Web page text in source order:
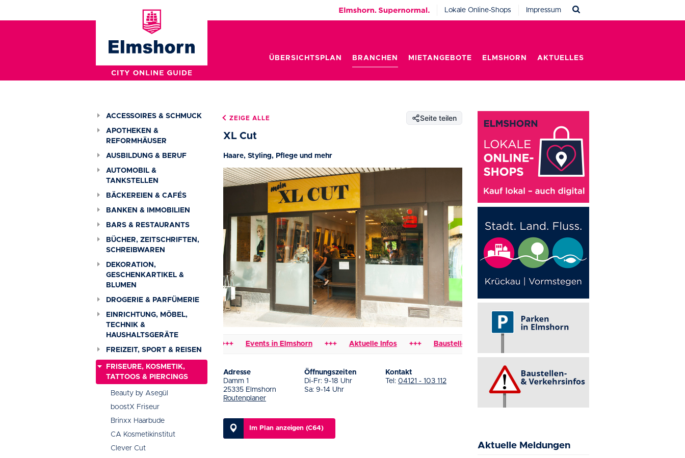
Lokale Online-Shops Impressum
ÜBERSICHTSPLAN BRANCHEN MIETANGEBOTE ELMSHORN AKTUELLES
ACCESSOIRES & SCHMUCK
APOTHEKEN &
REFORMHÄUSER
AUSBILDUNG & BERUF
AUTOMOBIL &
TANKSTELLEN
BÄCKEREIEN & CAFÉS
BANKEN & IMMOBILIEN
BARS & RESTAURANTS
BÜCHER, ZEITSCHRIFTEN,
SCHREIBWAREN
DEKORATION,
GESCHENKARTIKEL &
BLUMEN
DROGERIE & PARFÜMERIE
EINRICHTUNG, MÖBEL,
TECHNIK &
HAUSHALTSGERÄTE
FREIZEIT, SPORT & REISEN
FRISEURE, KOSMETIK,
TATTOOS & PIERCINGS
Beauty by Asegül
boostX Friseur
Brinxx Haarbude
CA Kosmetikinstitut
Clever Cut
ZEIGE ALLE Seite teilen
XL Cut
Haare, Styling, Pflege und mehr
Events in Elmshorn +++ Aktuelle Infos +++ Baustellen & Verkehrsbehinderungen
Adresse
Damm 1
25335 Elmshorn
Routenplaner
Öffnungszeiten
Di-Fr: 9-18 Uhr
Sa: 9-14 Uhr
Kontakt
Tel: 04121 - 103 112
Im Plan anzeigen (C64)
Aktuelle Meldungen